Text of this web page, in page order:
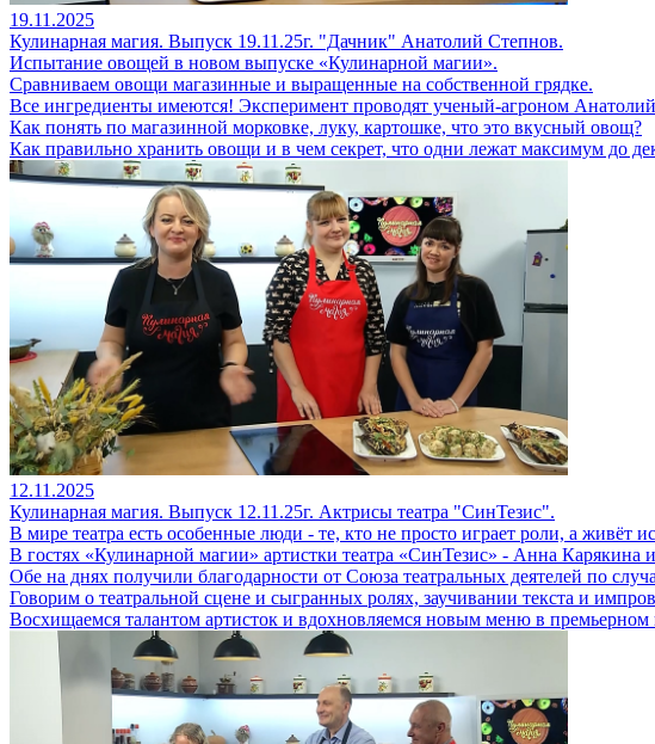
19.11.2025
Кулинарная магия. Выпуск 19.11.25г. "Дачник" Анатолий Степнов.
Испытание овощей в новом выпуске «Кулинарной магии».
Сравниваем овощи магазинные и выращенные на собственной грядке.
Все ингредиенты имеются! Эксперимент проводят ученый-агроном
Как понять по магазинной морковке, луку, картошке, что это вкусный овощ?
Как правильно хранить овощи и в чем секрет, что одни лежат максимум до
12.11.2025
Кулинарная магия. Выпуск 12.11.25г. Актрисы театра "СинТезис".
В мире театра есть особенные люди - те, кто не просто играет роли, а живёт
В гостях «Кулинарной магии» артистки театра «СинТезис» - Анна Карякина
Обе на днях получили благодарности от Союза театральных деятелей по
Говорим о театральной сцене и сыгранных ролях, заучивании текста и
Восхищаемся талантом артисток и вдохновляемся новым меню в